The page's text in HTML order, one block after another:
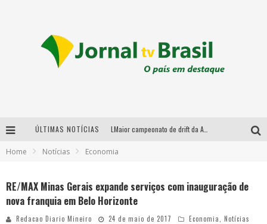
ÚLTIMAS NOTÍCIAS LMaior campeonato de drift da América Latina arrecada doações para vítimas das chuvas em MG neste fim de semana
Home Notícias Economia
RE/MAX Minas Gerais expande serviços com inauguração de
nova franquia em Belo Horizonte
Redacao Diario Mineiro 24 de maio de 2017 Economia Notícias